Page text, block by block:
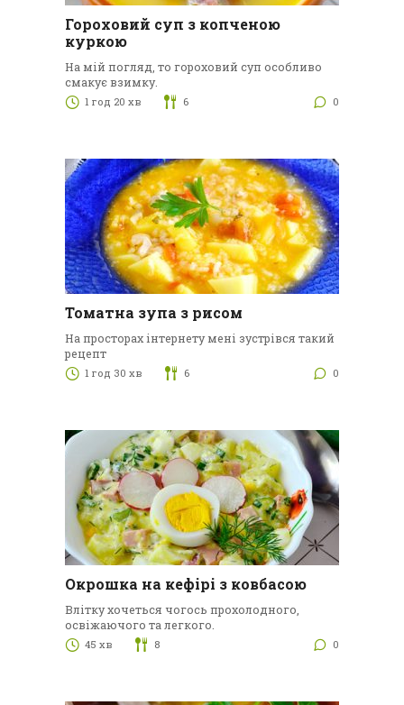
Гороховий суп з копченою
куркою
На мій погляд, то гороховий суп особливо
смакує взимку.
1 год 20 хв 6 0
Томатна зупа з рисом
На просторах інтернету мені зустрівся такий
рецепт
1 год 30 хв 6 0
Окрошка на кефірі з ковбасою
Влітку хочеться чогось прохолодного,
освіжаючого та легкого.
45 хв 8 0